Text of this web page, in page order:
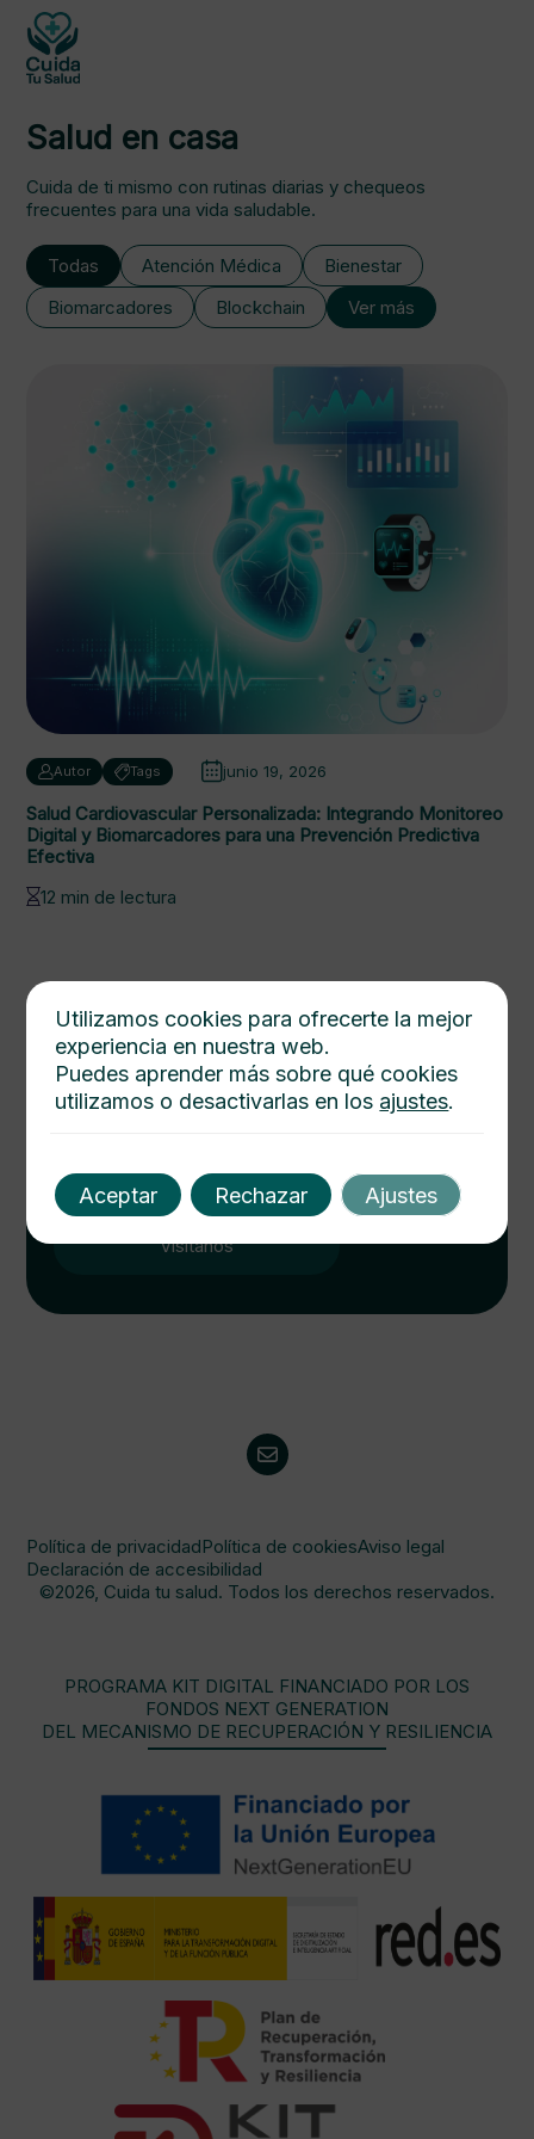
Salud en casa
Cuida de ti mismo con rutinas diarias y chequeos
frecuentes para una vida saludable.
Todas Atención Médica
Bienestar
Biomarcadores
Blockchain Ver más
Autor Tags junio 19, 2026
Salud Cardiovascular Personalizada: Integrando Monitoreo
Digital y Biomarcadores para una Prevención Predictiva
Efectiva
12 min de lectura
consejos médicos. Salud integral al alcance de un
click. Consulta y protege a tu familia.
Visitanos
Política de privacidadPolítica de cookiesAviso legal
Declaración de accesibilidad
©2026, Cuida tu salud. Todos los derechos reservados.
PROGRAMA KIT DIGITAL FINANCIADO POR LOS
FONDOS NEXT GENERATION
DEL MECANISMO DE RECUPERACIÓN Y RESILIENCIA
Utilizamos cookies para ofrecerte la mejor
experiencia en nuestra web.
Puedes aprender más sobre qué cookies
utilizamos o desactivarlas en los ajustes.
Aceptar Rechazar Ajustes